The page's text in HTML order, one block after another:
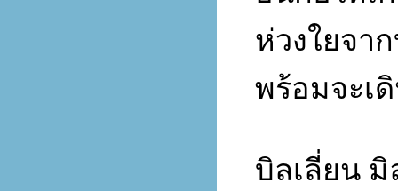
ห่วงใยจา
พร้อมจะเ
บิลเลี่ยน